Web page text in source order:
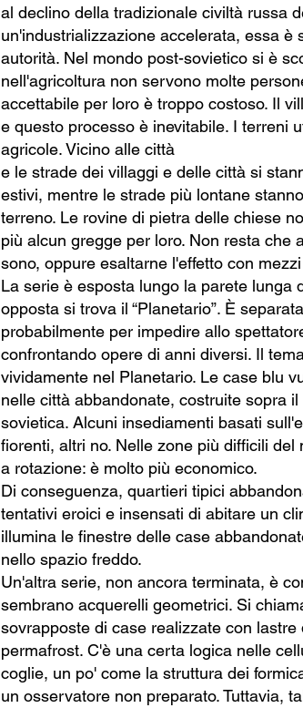
al declino della tradizionale civiltà russa
un'industrializzazione accelerata, essa
autorità. Nel mondo post-sovietico si è
nell'agricoltura non servono molte
accettabile per loro è troppo costoso. Il
e questo processo è inevitabile. I terreni
agricole. Vicino alle città
e le strade dei villaggi e delle città si
estivi, mentre le strade più lontane
terreno. Le rovine di pietra delle chiese
più alcun gregge per loro. Non resta che
sono, oppure esaltarne l'effetto con
La serie è esposta lungo la parete lunga
opposta si trova il “Planetario”. È
probabilmente per impedire allo
confrontando opere di anni diversi. Il
vividamente nel Planetario. Le case blu
nelle città abbandonate, costruite sopra
sovietica. Alcuni insediamenti basati
fiorenti, altri no. Nelle zone più difficili
a rotazione: è molto più economico.
Di conseguenza, quartieri tipici
tentativi eroici e insensati di abitare un
illumina le finestre delle case
nello spazio freddo.
Un'altra serie, non ancora terminata, è
sembrano acquerelli geometrici. Si
sovrapposte di case realizzate con
permafrost. C'è una certa logica nelle
coglie, un po' come la struttura dei
un osservatore non preparato. Tuttavia,